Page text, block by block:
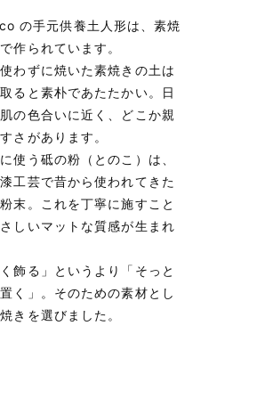
の手元供養土人形は、素焼
作られています。
わずに焼いた素焼きの土は
取ると素朴であたたかい。日
の色合いに近く、どこか親
さがあります。
使う砥の粉（とのこ）は、
工芸で昔から使われてきた
末。これを丁寧に施すこと
しいマットな質感が生まれ
く飾る」というより「そっと
く」。そのための素材とし
きを選びました。